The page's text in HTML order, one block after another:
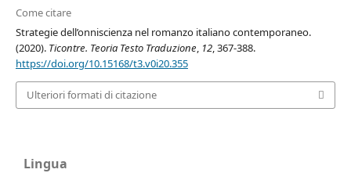
Come citare
Strategie dell’onniscienza nel romanzo italiano contemporaneo.
(2020). Ticontre. Teoria Testo Traduzione, 12, 367-388.
https://doi.org/10.15168/t3.v0i20.355
Ulteriori formati di citazione
Lingua